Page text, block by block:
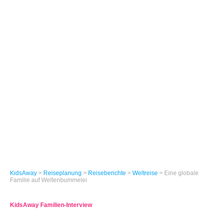
KidsAway > Reiseplanung > Reiseberichte > Weltreise > Eine globale
Familie auf Weltenbummelei
KidsAway Familien-Interview